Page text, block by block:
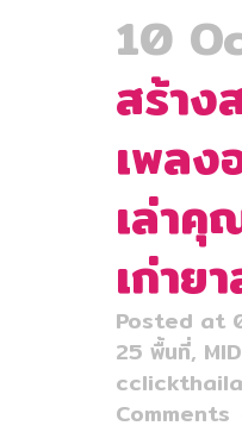
10
สร้าง
เพลง
เล่าคุ
เก่าย
Posted at
25 พื้นที่,
Comments